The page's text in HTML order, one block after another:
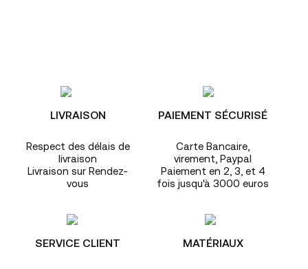
LIVRAISON
Respect des délais de
livraison
Livraison sur Rendez-
vous
PAIEMENT SÉCURISÉ
Carte Bancaire,
virement, Paypal
Paiement en 2, 3, et 4
fois jusqu'à 3000 euros
SERVICE CLIENT MATÉRIAUX